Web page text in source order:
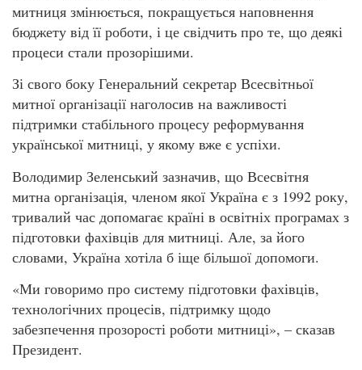
митниця змінюється, покращується наповнення
бюджету від її роботи, і це свідчить про те, що деякі
процеси стали прозорішими.
Зі свого боку Генеральний секретар Всесвітньої
митної організації наголосив на важливості
підтримки стабільного процесу реформування
української митниці, у якому вже є успіхи.
Володимир Зеленський зазначив, що Всесвітня
митна організація, членом якої Україна є з 1992 року,
тривалий час допомагає країні в освітніх програмах з
підготовки фахівців для митниці. Але, за його
словами, Україна хотіла б іще більшої допомоги.
«Ми говоримо про систему підготовки фахівців,
технологічних процесів, підтримку щодо
забезпечення прозорості роботи митниці», – сказав
Президент.